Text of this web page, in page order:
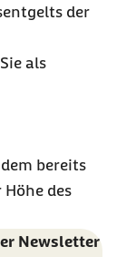
der
als
bereits
des
Newsletter